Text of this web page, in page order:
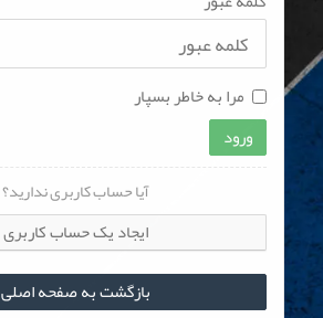
مرا به خاطر بسپار
ورود
آیا حساب کاربری ندارید؟
ایجاد یک حساب کاربری
بازگشت به صفحه اصلی